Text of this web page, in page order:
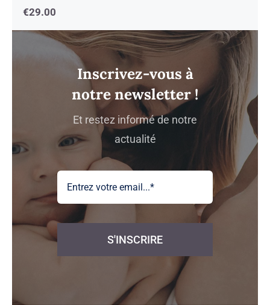
€29.00
Inscrivez-vous à
notre newsletter !
Et restez informé de notre
actualité
S'INSCRIRE